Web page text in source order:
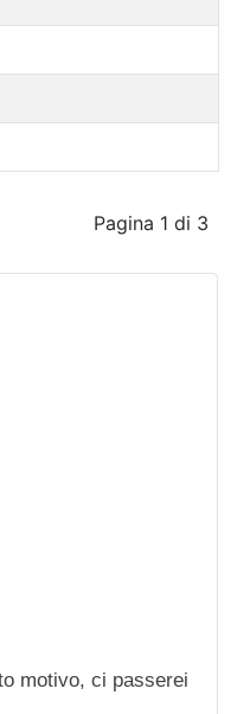
Pagina 1 di 3
motivo, ci passerei